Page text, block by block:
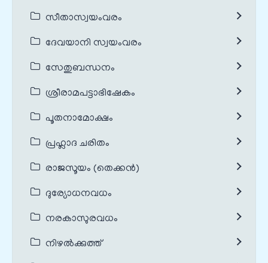
സീതാസ്വയംവരം
ദേവയാനി സ്വയംവരം
സേതുബന്ധനം
ശ്രീരാമപട്ടാഭിഷേകം
പൂതനാമോക്ഷം
പ്രഹ്ലാദ ചരിതം
രാജസൂയം (തെക്കൻ)
ദുര്യോധനവധം
നരകാസുരവധം
നിഴൽക്കുത്ത്